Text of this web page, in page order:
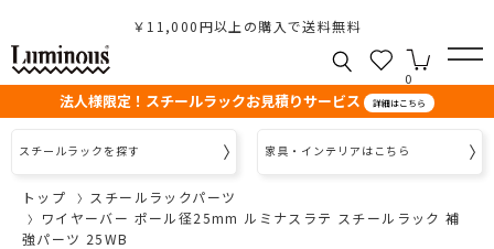
￥11,000円以上の購入で送料無料
0
法人様限定！スチールラックお見積りサービス 詳細はこちら
スチールラックを探す 家具・インテリアはこちら
トップ
スチールラックパーツ
ワイヤーバー ポール径25mm ルミナスラテ スチールラック 補
強パーツ 25WB